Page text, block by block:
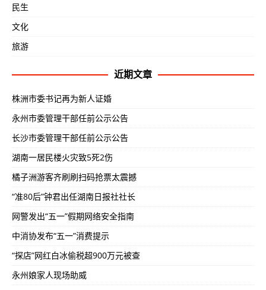
民生
文化
旅游
近期文章
株洲市委书记再为新人证婚
永州市委管理干部任前公示公告
长沙市委管理干部任前公示公告
湖南一居民楼火灾致5死2伤
橘子洲游客齐刷刷扫码抢票太震撼
“准80后”钟君出任湖南日报社社长
网警发出“五一”假期网络安全指南
中消协发布“五一”消费提示
“探店”网红白冰偷税超900万元被查
永州娘家人现场助威